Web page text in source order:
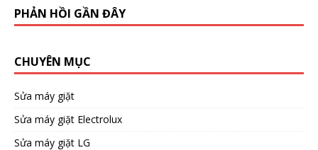
PHẢN HỒI GẦN ĐÂY
CHUYÊN MỤC
Sửa máy giặt
Sửa máy giặt Electrolux
Sửa máy giặt LG